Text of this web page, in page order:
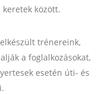
között.
trénereink,
a foglalkozásokat,
esetén úti- és